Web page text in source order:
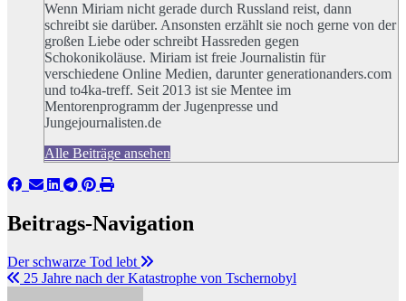
Wenn Miriam nicht gerade durch Russland reist, dann
schreibt sie darüber. Ansonsten erzählt sie noch gerne von der
großen Liebe oder schreibt Hassreden gegen
Schokonikoläuse. Miriam ist freie Journalistin für
verschiedene Online Medien, darunter generationanders.com
und to4ka-treff. Seit 2013 ist sie Mentee im
Mentorenprogramm der Jugenpresse und
Jungejournalisten.de
Alle Beiträge ansehen
Beitrags-Navigation
Der schwarze Tod lebt
25 Jahre nach der Katastrophe von Tschernobyl